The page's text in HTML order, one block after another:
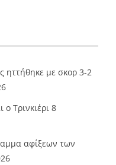
με σκορ 3-2
Τρινκιέρι 8
αφίξεων των